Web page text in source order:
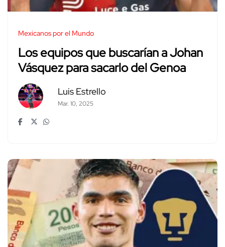
Mexicanos por el Mundo
Los equipos que buscarían a Johan
Vásquez para sacarlo del Genoa
Luis Estrello
Mar. 10, 2025